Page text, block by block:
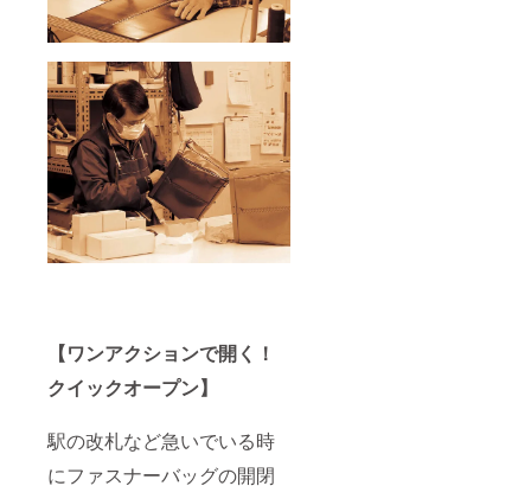
【ワンアクションで開く！
クイックオープン】
駅の改札など急いでいる時
にファスナーバッグの開閉